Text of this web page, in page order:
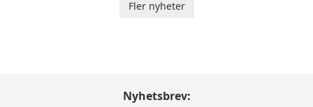
Fler nyheter
Nyhetsbrev: